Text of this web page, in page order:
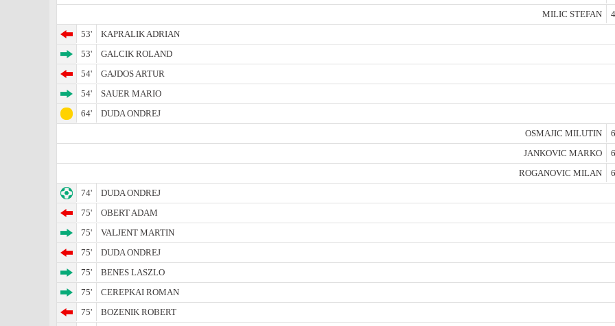
MILIC STEFAN
53'
KAPRALIK ADRIAN
53'
GALCIK ROLAND
54'
GAJDOS ARTUR
54'
SAUER MARIO
64'
DUDA ONDREJ
OSMAJIC MILUTIN
JANKOVIC MARKO
ROGANOVIC MILAN
74'
DUDA ONDREJ
75'
OBERT ADAM
75'
VALJENT MARTIN
75'
DUDA ONDREJ
75'
BENES LASZLO
75'
CEREPKAI ROMAN
75'
BOZENIK ROBERT